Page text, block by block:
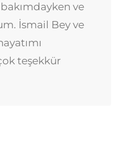
ve
İsmail Bey ve
teşekkür